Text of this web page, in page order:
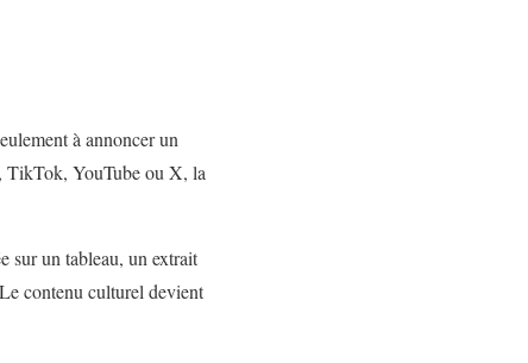
à annoncer un
TikTok, YouTube ou X, la
sur un tableau, un extrait
contenu culturel devient